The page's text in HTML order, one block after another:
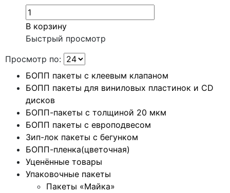
В корзину
Быстрый просмотр
Просмотр по:
БОПП пакеты с клеевым клапаном
БОПП пакеты для виниловых пластинок и CD
дисков
БОПП-пакеты с толщиной 20 мкм
БОПП пакеты с европодвесом
Зип-лок пакеты с бегунком
БОПП-пленка(цветочная)
Уценённые товары
Упаковочные пакеты
Пакеты «Майка»